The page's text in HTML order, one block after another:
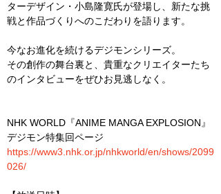
ターデザイン・小島隆寛氏が登場し、新たな挑
戦と作品づくりへのこだわりを語ります。
今なお進化を続けるデジモンシリーズ。
その創作の舞台裏と、貴重なクリエイターたち
のインタビューをぜひお見逃しなく。
NHK WORLD『ANIME MANGA EXPLOSION』
デジモン特集回ページ
https://www3.nhk.or.jp/nhkworld/en/shows/2099
026/